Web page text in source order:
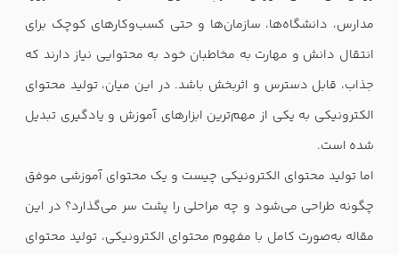
مدارس، دانشگاه‌ها، سازمان‌ها و حتی کسب‌وکارهای کوچک برای
انتقال دانش و مهارت به مخاطبان خود به محتوایی نیاز دارند که
جذاب، قابل دسترس و اثربخش باشد. در این میان، تولید محتوای
الکترونیکی به یکی از مهم‌ترین ابزارهای آموزش و یادگیری تبدیل
شده است.
اما تولید محتوای الکترونیکی چیست و یک محتوای آموزشی موفق
چگونه طراحی می‌شود و چه مراحلی را پشت سر می‌گذارد؟ در این
مقاله به‌صورت کامل با مفهوم محتوای الکترونیکی، تولید محتوای